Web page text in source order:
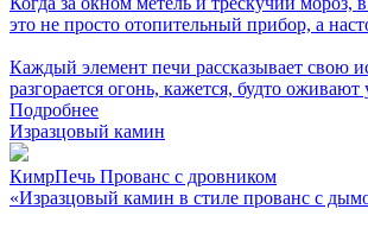
это не просто отопительный прибор, а
Каждый элемент печи рассказывает свою
разгорается огонь, кажется, будто
Подробнее
Изразцовый камин
КимрПечь Прованс с дровником
«Изразцовый камин в стиле прованс с